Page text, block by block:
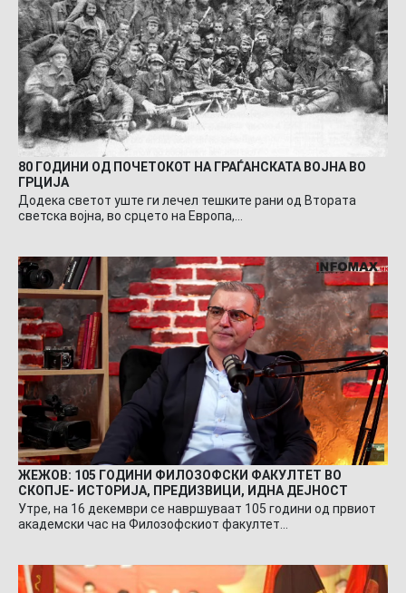
80 ГОДИНИ ОД ПОЧЕТОКОТ НА ГРАЃАНСКАТА ВОЈНА ВО
ГРЦИЈА
Додека светот уште ги лечел тешките рани од Втората
светска војна, во срцето на Европа,…
ЖЕЖОВ: 105 ГОДИНИ ФИЛОЗОФСКИ ФАКУЛТЕТ ВО
СКОПЈЕ- ИСТОРИЈА, ПРЕДИЗВИЦИ, ИДНА ДЕЈНОСТ
Утре, на 16 декември се навршуваат 105 години од првиот
академски час на Филозофскиот факултет…